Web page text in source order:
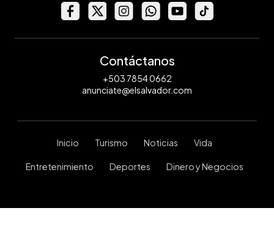
Contáctanos
+503 7854 0662
anunciate@elsalvador.com
Inicio Turismo Noticias Vida
Entretenimiento Deportes Dinero y Negocios